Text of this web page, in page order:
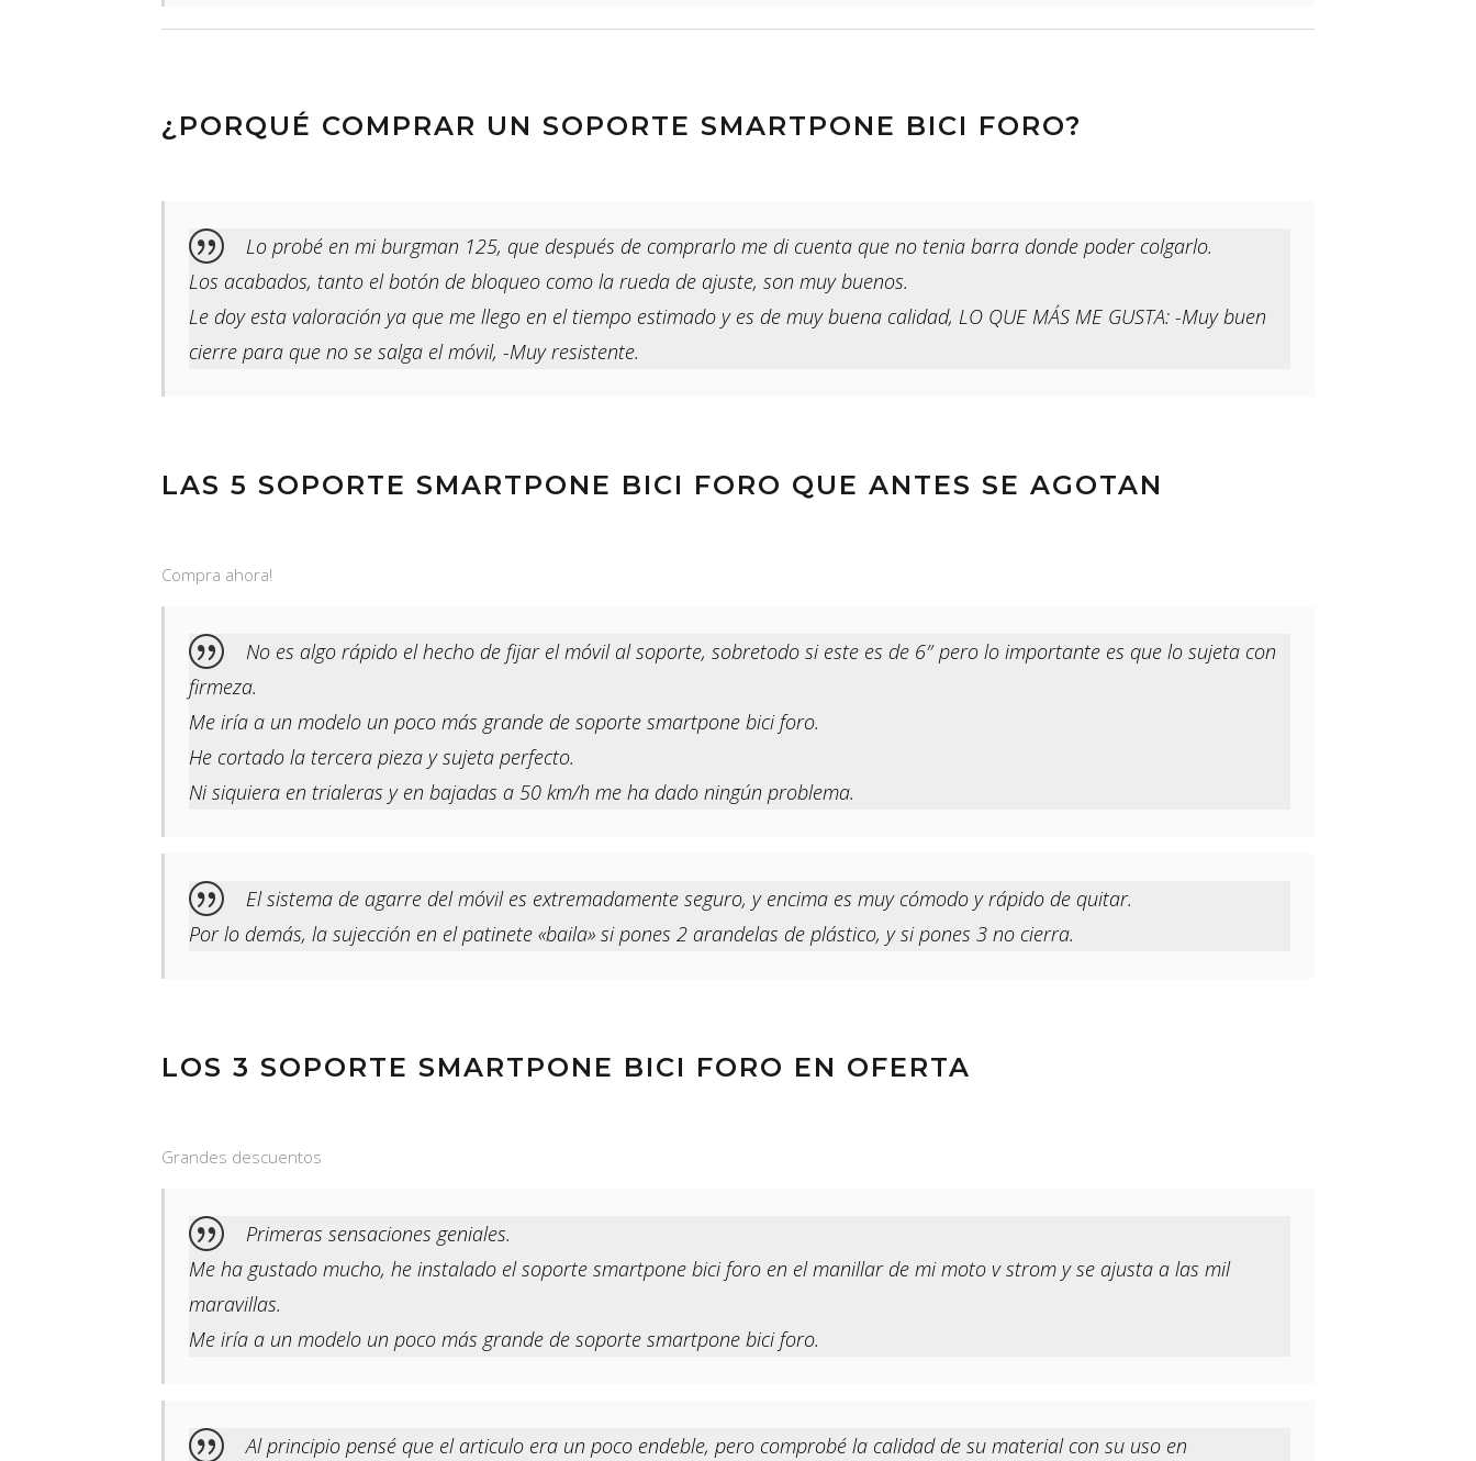
¿PORQUÉ COMPRAR UN SOPORTE SMARTPONE BICI FORO?
Lo probé en mi burgman 125, que después de comprarlo me di cuenta que no tenia barra donde poder colgarlo.
Los acabados, tanto el botón de bloqueo como la rueda de ajuste, son muy buenos.
Le doy esta valoración ya que me llego en el tiempo estimado y es de muy buena calidad, LO QUE MÁS ME GUSTA: -Muy buen
cierre para que no se salga el móvil, -Muy resistente.
LAS 5 SOPORTE SMARTPONE BICI FORO QUE ANTES SE AGOTAN
Compra ahora!
No es algo rápido el hecho de fijar el móvil al soporte, sobretodo si este es de 6″ pero lo importante es que lo sujeta con
firmeza.
Me iría a un modelo un poco más grande de soporte smartpone bici foro.
He cortado la tercera pieza y sujeta perfecto.
Ni siquiera en trialeras y en bajadas a 50 km/h me ha dado ningún problema.
El sistema de agarre del móvil es extremadamente seguro, y encima es muy cómodo y rápido de quitar.
Por lo demás, la sujección en el patinete «baila» si pones 2 arandelas de plástico, y si pones 3 no cierra.
LOS 3 SOPORTE SMARTPONE BICI FORO EN OFERTA
Grandes descuentos
Primeras sensaciones geniales.
Me ha gustado mucho, he instalado el soporte smartpone bici foro en el manillar de mi moto v strom y se ajusta a las mil
maravillas.
Me iría a un modelo un poco más grande de soporte smartpone bici foro.
Al principio pensé que el articulo era un poco endeble, pero comprobé la calidad de su material con su uso en